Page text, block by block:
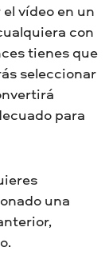
vídeo en un
con
tienes que
seleccionar
para
una